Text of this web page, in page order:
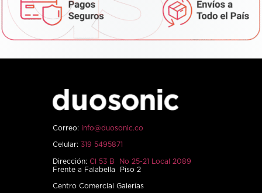
Correo: info@duosonic.co
Celular: 319 5495871
Dirección: Cl 53 B No 25-21 Local 2089
Frente a Falabella Piso 2
Centro Comercial Galerías